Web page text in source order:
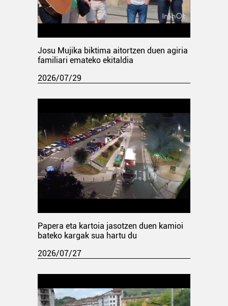
Josu Mujika biktima aitortzen duen agiria
familiari emateko ekitaldia
2026/07/29
Papera eta kartoia jasotzen duen kamioi
bateko kargak sua hartu du
2026/07/27